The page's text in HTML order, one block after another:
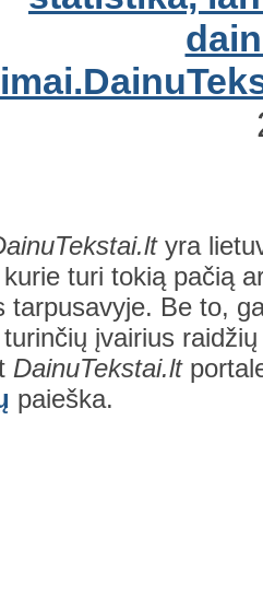
yra
turi tokią pačią
tarpusavyje. Be to,
įvairius
DainuTekstai.lt
paieška.